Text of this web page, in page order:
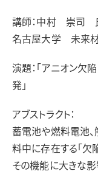
講師：中村 崇司
名古屋大学 未来
演題：「アニオン欠
発」
アブストラクト：
蓄電池や燃料電池
料中に存在する「欠
その機能に大きな影